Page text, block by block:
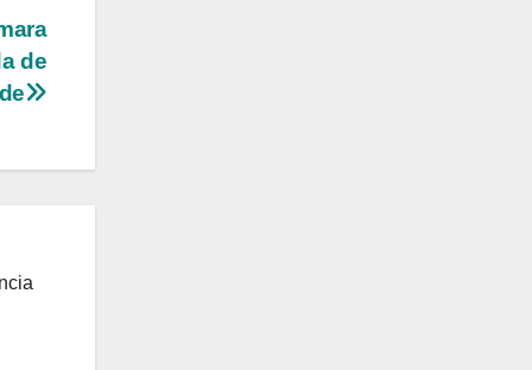
de